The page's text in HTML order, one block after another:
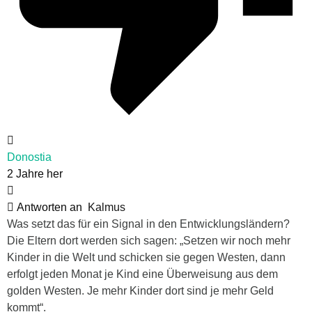
Donostia
2 Jahre her
Antworten an
Kalmus
Was setzt das für ein Signal in den Entwicklungsländern?
Die Eltern dort werden sich sagen: „Setzen wir noch mehr
Kinder in die Welt und schicken sie gegen Westen, dann
erfolgt jeden Monat je Kind eine Überweisung aus dem
golden Westen. Je mehr Kinder dort sind je mehr Geld
kommt“.